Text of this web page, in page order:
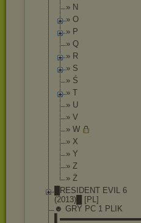
» N
» O
» P
» Q
» R
» S
» Ś
» T
» U
» V
» W
» X
» Y
» Z
» Ż
█RESIDENT EVIL 6
(2013)█ [PL]
☻ GRY PC 1 PLIK